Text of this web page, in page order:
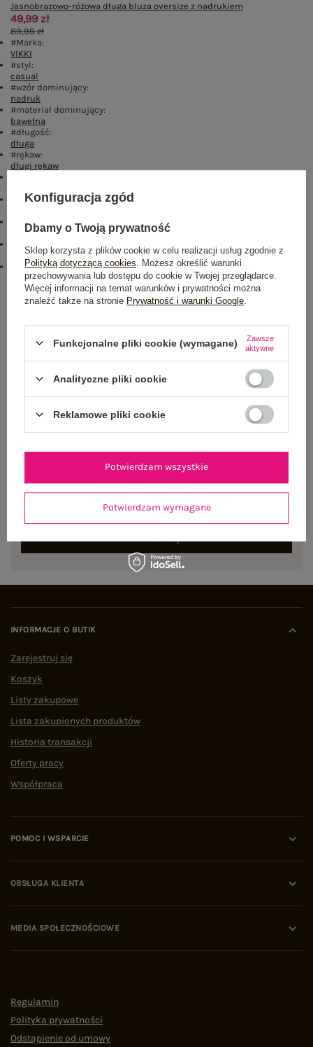
Jasnobrązowo-różowa długa bluza oversize z nadrukiem
49,99 zł
89,99 zł
#Marka:
VIKKI
#styl:
casual
#wzór dominujący:
nadruk
#materiał dominujący:
bawełna
#długość:
długa
#rękaw:
długi rękaw
#zapięcie:
#skład materiału :
70% bawełna ,30% poliester
#sposób prania :
pranie ręczne
#modelka:
Modelka ma na sobie rozmiar one size. Wymiary modelki: wzrost 177
cm, biust 84 cm, talia 62 cm, biodra 89 cm
Dostępny
NEWSLETTER
Zapisz się do naszego newslettera i otrzymaj 15% zniżki na
pierwsze zamówienie
INFORMACJE O BUTIK
Zarejestruj się
Koszyk
Listy zakupowe
Lista zakupionych produktów
Historia transakcji
Oferty pracy
Współpraca
POMOC I WSPARCIE
OBSŁUGA KLIENTA
MEDIA SPOŁECZNOŚCIOWE
Regulamin
Polityka prywatności
Odstąpienie od umowy
Konfiguracja zgód
Dbamy o Twoją prywatność
Sklep korzysta z plików cookie w celu realizacji usług zgodnie z
Polityką dotyczącą cookies . Możesz określić warunki
przechowywania lub dostępu do cookie w Twojej przeglądarce.
Więcej informacji na temat warunków i prywatności można
znaleźć także na stronie Prywatność i warunki Google
Funkcjonalne pliki cookie (wymagane)
Zawsze
aktywne
Analityczne pliki cookie
Reklamowe pliki cookie
Potwierdzam wymagane
Potwierdzam wszystkie